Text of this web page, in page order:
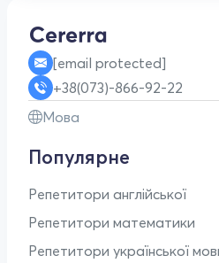
[email protected]
+38(073)-866-92-22
Мова
Популярне
Репетитори англійської
Репетитори математики
Репетитори української